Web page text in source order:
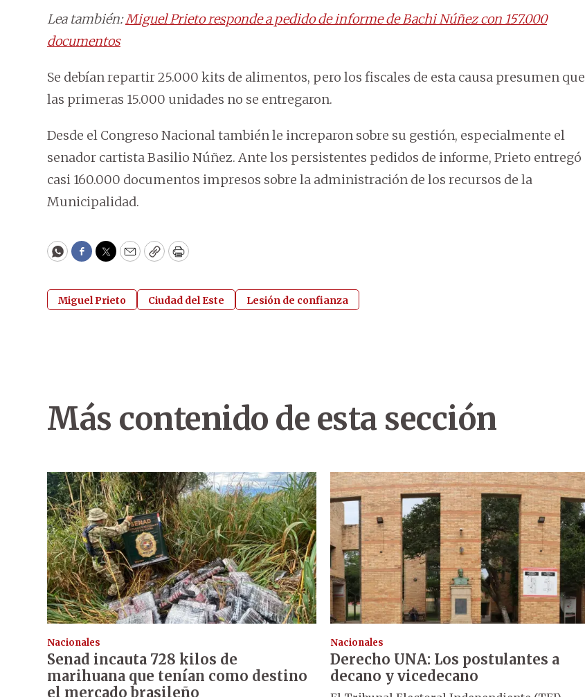
Lea también:Miguel Prieto responde a pedido de informe de Bachi Núñez con 157.000
documentos
Se debían repartir 25.000 kits de alimentos, pero los fiscales de esta causa presumen que
las primeras 15.000 unidades no se entregaron.
Desde el Congreso Nacional también le increparon sobre su gestión, especialmente el
senador cartista Basilio Núñez. Ante los persistentes pedidos de informe, Prieto entregó
casi 160.000 documentos impresos sobre la administración de los recursos de la
Municipalidad.
WhatsApp
Facebook
Twitter
EmailCopyPrint
Miguel Prieto Ciudad del Este Lesión de confianza
Más contenido de esta sección
Nacionales
Senad incauta 728 kilos de
marihuana que tenían como destino
el mercado brasileño
Nacionales
Derecho UNA: Los postulantes a
decano y vicedecano